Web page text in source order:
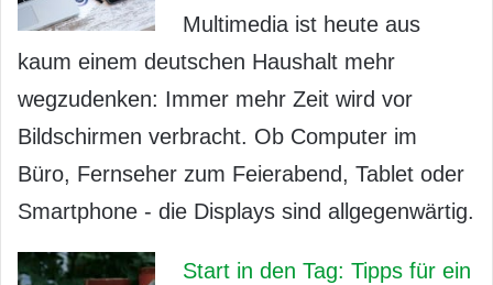
Multimedia ist heute aus
kaum einem deutschen Haushalt mehr
wegzudenken: Immer mehr Zeit wird vor
Bildschirmen verbracht. Ob Computer im
Büro, Fernseher zum Feierabend, Tablet oder
Smartphone - die Displays sind allgegenwärtig.
Start in den Tag: Tipps für ein